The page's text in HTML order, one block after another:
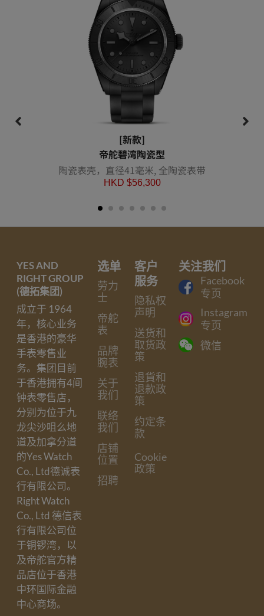
[新款]
帝舵碧湾陶瓷型
陶瓷表壳，直径41毫米, 全陶瓷表带
HKD $56,300
选单
劳力
士
帝舵
表
品牌
腕表
关于
我们
联络
我们
店铺
位置
招聘
客户
服务
隐私权
声明
送货和
取货政
策
退貨和
退款政
策
约定条
款
Cookie
政策
关注我们
Facebook
专页
Instagram
专页
微信
YES AND
RIGHT GROUP
(德拓集团)
成立于 1964
年，核心业务
是香港的豪华
手表零售业
务。集团目前
于香港拥有4间
钟表零售店，
分别为位于九
龙尖沙咀么地
道及加拿分道
的Yes Watch
Co., Ltd德诚表
行有限公司。
Right Watch
Co., Ltd 德信表
行有限公司位
于铜锣湾，以
及帝舵官方精
品店位于香港
中环国际金融
中心商场。